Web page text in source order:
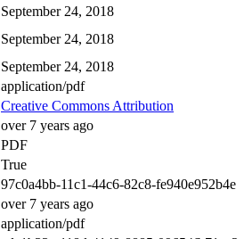
September 24, 2018
September 24, 2018
September 24, 2018
application/pdf
Creative Commons Attribution
over 7 years ago
PDF
True
97c0a4bb-11c1-44c6-82c8-fe940e952b4e
over 7 years ago
application/pdf